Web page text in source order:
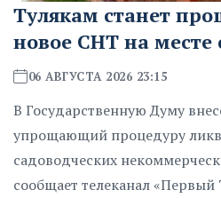
Тулякам станет
новое СНТ на месте
06 АВГУСТА 2026 23:15
В Государственную Думу
упрощающий процедуру
садоводческих
сообщает телеканал